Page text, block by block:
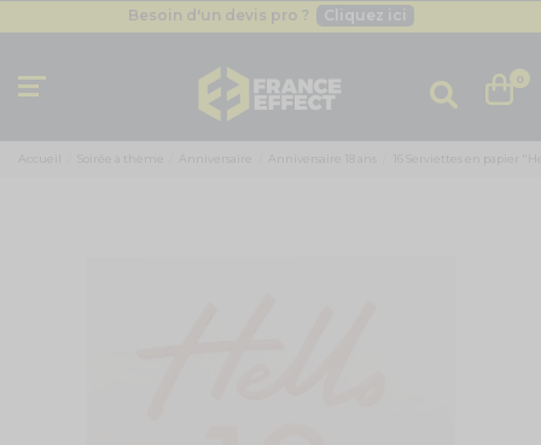
Besoin d'un devis pro ?
Cliquez ici
Besoin d'un devis pro ?
Cliquez ici
Livraison gratuite dès 49
0
Accueil Soirée à thème Anniversaire Anniversaire 18 ans 16 Serviettes en papier